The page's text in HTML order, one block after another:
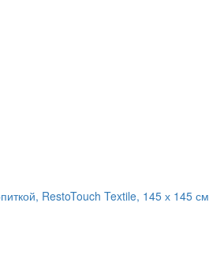
RestoTouch Textile, 145 х 145 см